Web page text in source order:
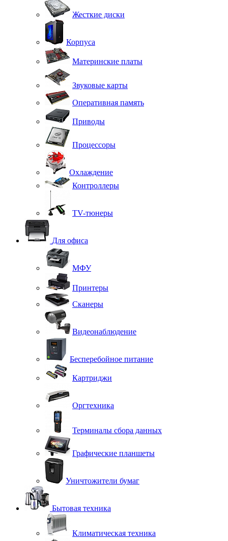
Жесткие диски
Корпуса
Материнские платы
Звуковые карты
Оперативная память
Приводы
Процессоры
Охлаждение
Контроллеры
TV-тюнеры
Для офиса
МФУ
Принтеры
Сканеры
Видеонаблюдение
Бесперебойное питание
Картриджи
Оргтехника
Терминалы сбора данных
Графические планшеты
Уничтожители бумаг
Бытовая техника
Климатическая техника